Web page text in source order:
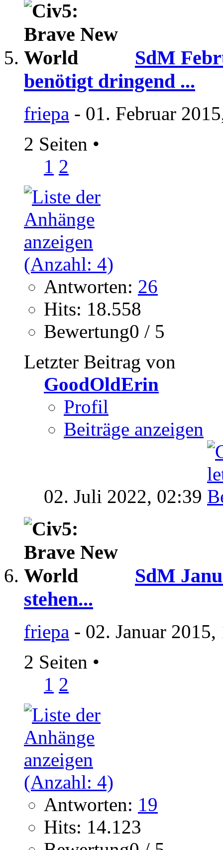
SdM
benötigt dringend ...
friepa - 01. Februar
2 Seiten •
1 2
Antworten: 26
Hits: 18.558
Bewertung0 / 5
Letzter Beitrag von
GoodOldErin
Profil
Beiträge anzeigen
02. Juli 2022, 02:39
SdM
stehen...
friepa - 02. Januar
2 Seiten •
1 2
Antworten: 19
Hits: 14.123